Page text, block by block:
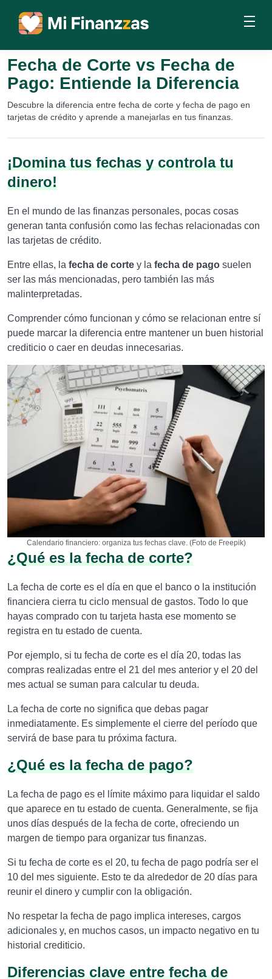
Fecha de Corte vs Fecha de
Pago: Entiende la Diferencia
Descubre la diferencia entre fecha de corte y fecha de pago en
tarjetas de crédito y aprende a manejarlas en tus finanzas.
¡Domina tus fechas y controla tu
dinero!
En el mundo de las finanzas personales, pocas cosas
generan tanta confusión como las fechas relacionadas con
las tarjetas de crédito.
Entre ellas, la fecha de corte y la fecha de pago suelen
ser las más mencionadas, pero también las más
malinterpretadas.
Comprender cómo funcionan y cómo se relacionan entre sí
puede marcar la diferencia entre mantener un buen historial
crediticio o caer en deudas innecesarias.
Calendario financiero: organiza tus fechas clave. (Foto de Freepik)
¿Qué es la fecha de corte?
La fecha de corte es el día en que el banco o la institución
financiera cierra tu ciclo mensual de gastos. Todo lo que
hayas comprado con tu tarjeta hasta ese momento se
registra en tu estado de cuenta.
Por ejemplo, si tu fecha de corte es el día 20, todas las
compras realizadas entre el 21 del mes anterior y el 20 del
mes actual se suman para calcular tu deuda.
La fecha de corte no significa que debas pagar
inmediatamente. Es simplemente el cierre del período que
servirá de base para tu próxima factura.
¿Qué es la fecha de pago?
La fecha de pago es el límite máximo para liquidar el saldo
que aparece en tu estado de cuenta. Generalmente, se fija
unos días después de la fecha de corte, ofreciendo un
margen de tiempo para organizar tus finanzas.
Si tu fecha de corte es el 20, tu fecha de pago podría ser el
10 del mes siguiente. Esto te da alrededor de 20 días para
reunir el dinero y cumplir con la obligación.
No respetar la fecha de pago implica intereses, cargos
adicionales y, en muchos casos, un impacto negativo en tu
historial crediticio.
Diferencias clave entre fecha de